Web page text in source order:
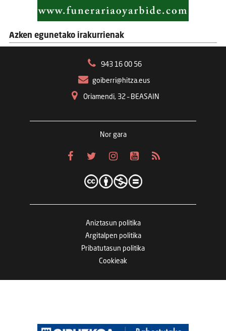
Azken egunetako irakurrienak
943 16 00 56
goiberri@hitza.eus
Oriamendi, 32 – BEASAIN
Nor gara
Aniztasun politika
Argitalpen politika
Pribatutasun politika
Cookieak